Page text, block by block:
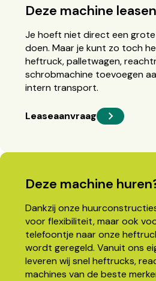
Deze machine
Je hoeft niet direct een
doen. Maar je kunt zo toch
heftruck, palletwagen,
schrobmachine toevoegen
intern transport.
Leaseaanvraag
Deze machine
Dankzij onze
voor flexibiliteit, maar ook
telefoontje naar onze
wordt geregeld. Vanuit ons
leveren wij snel heftrucks,
machines van de beste